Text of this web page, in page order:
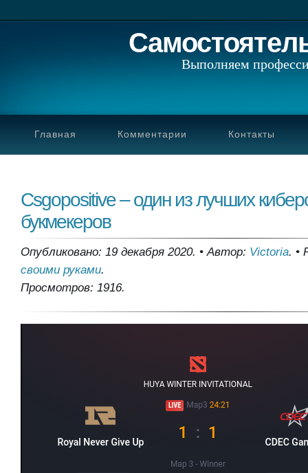
Выполняем
Главная Комментарии Контакты
Csgopositive – один из лучших
букмекеров
Опубликовано: 19 декабря 2020. •Автор: Victoria. •
своими руками.
Просмотров: 1916.